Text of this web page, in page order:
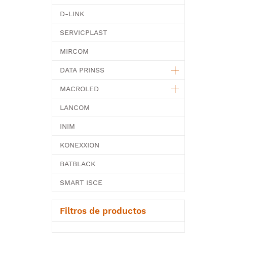
D-LINK
SERVICPLAST
MIRCOM
DATA PRINSS
MACROLED
LANCOM
INIM
KONEXXION
BATBLACK
SMART ISCE
Filtros de productos